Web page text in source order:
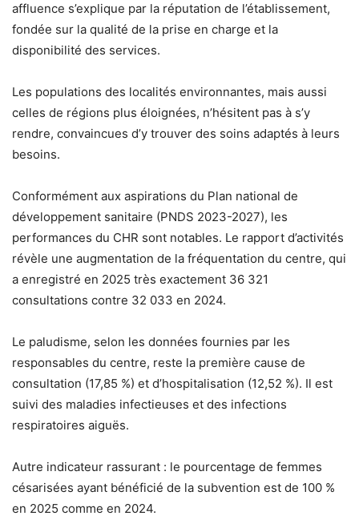
affluence s’explique par la réputation de l’établissement,
fondée sur la qualité de la prise en charge et la
disponibilité des services.
Les populations des localités environnantes, mais aussi
celles de régions plus éloignées, n’hésitent pas à s’y
rendre, convaincues d’y trouver des soins adaptés à leurs
besoins.
Conformément aux aspirations du Plan national de
développement sanitaire (PNDS 2023-2027), les
performances du CHR sont notables. Le rapport d’activités
révèle une augmentation de la fréquentation du centre, qui
a enregistré en 2025 très exactement 36 321
consultations contre 32 033 en 2024.
Le paludisme, selon les données fournies par les
responsables du centre, reste la première cause de
consultation (17,85 %) et d’hospitalisation (12,52 %). Il est
suivi des maladies infectieuses et des infections
respiratoires aiguës.
Autre indicateur rassurant : le pourcentage de femmes
césarisées ayant bénéficié de la subvention est de 100 %
en 2025 comme en 2024.